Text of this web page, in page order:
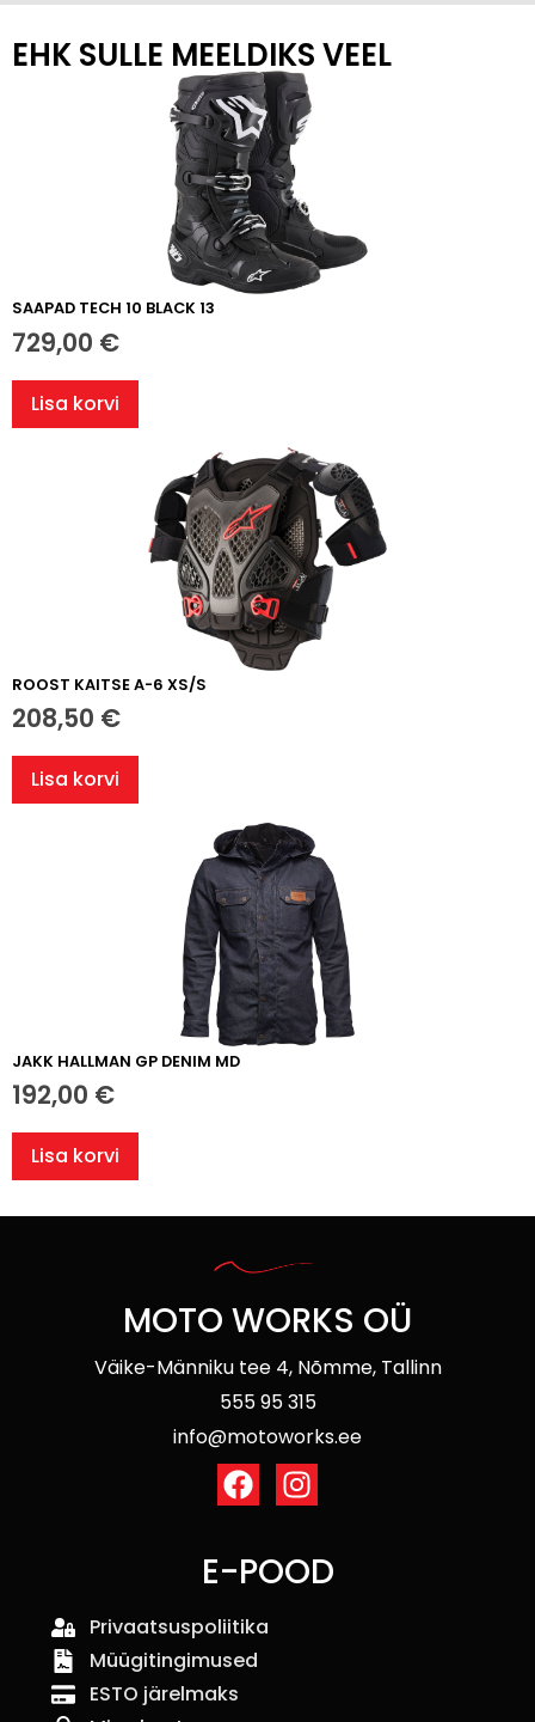
EHK SULLE MEELDIKS VEEL
SAAPAD TECH 10 BLACK 13
729,00 €
Lisa korvi
ROOST KAITSE A-6 XS/S
208,50 €
Lisa korvi
JAKK HALLMAN GP DENIM MD
192,00 €
Lisa korvi
MOTO WORKS OÜ
Väike-Männiku tee 4, Nõmme, Tallinn
555 95 315
info@motoworks.ee
E-POOD
Privaatsuspoliitika
Müügitingimused
ESTO järelmaks